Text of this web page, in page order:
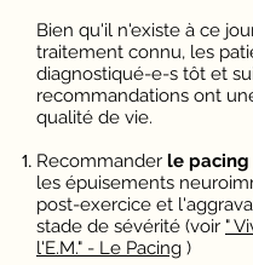
Bien qu'il n'existe à ce
traitement connu, les
diagnostiqué-e-s tôt et
recommandations ont
qualité de vie.
Recommander le pacing
les épuisements
post-exercice et
stade de sévérité (voir "
l'E.M." - Le Pacing )